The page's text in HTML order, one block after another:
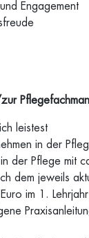
Engagement
leistest
in der
der Pflege mit
dem jeweils
im 1. Lehrjahr